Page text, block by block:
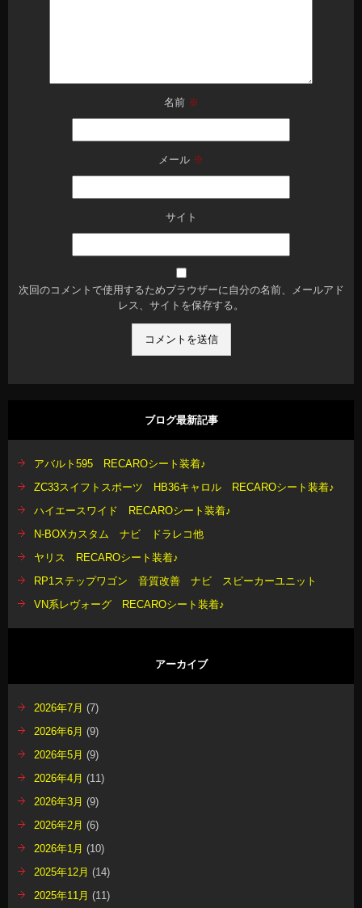
名前 ※
メール ※
サイト
次回のコメントで使用するためブラウザーに自分の名前、メールアド
レス、サイトを保存する。
ブログ最新記事
アバルト595 RECAROシート装着♪
ZC33スイフトスポーツ HB36キャロル RECAROシート装着♪
ハイエースワイド RECAROシート装着♪
N-BOXカスタム ナビ ドラレコ他
ヤリス RECAROシート装着♪
RP1ステップワゴン 音質改善 ナビ スピーカーユニット
VN系レヴォーグ RECAROシート装着♪
アーカイブ
2026年7月 (7)
2026年6月 (9)
2026年5月 (9)
2026年4月 (11)
2026年3月 (9)
2026年2月 (6)
2026年1月 (10)
2025年12月 (14)
2025年11月 (11)